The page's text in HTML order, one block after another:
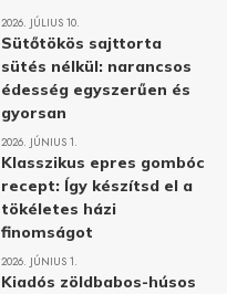
2026. JÚLIUS 10.
Sütőtökös sajttorta
sütés nélkül: narancsos
édesség egyszerűen és
gyorsan
2026. JÚNIUS 1.
Klasszikus epres gombóc
recept: Így készítsd el a
tökéletes házi
finomságot
2026. JÚNIUS 1.
Kiadós zöldbabos-húsos